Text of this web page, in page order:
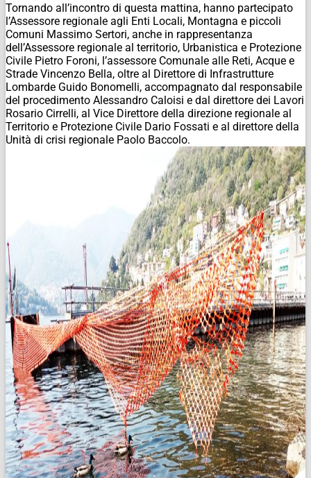
Tornando all’incontro di questa mattina, hanno partecipato
l’Assessore regionale agli Enti Locali, Montagna e piccoli
Comuni Massimo Sertori, anche in rappresentanza
dell’Assessore regionale al territorio, Urbanistica e Protezione
Civile Pietro Foroni, l’assessore Comunale alle Reti, Acque e
Strade Vincenzo Bella, oltre al Direttore di Infrastrutture
Lombarde Guido Bonomelli, accompagnato dal responsabile
del procedimento Alessandro Caloisi e dal direttore dei Lavori
Rosario Cirrelli, al Vice Direttore della direzione regionale al
Territorio e Protezione Civile Dario Fossati e al direttore della
Unità di crisi regionale Paolo Baccolo.